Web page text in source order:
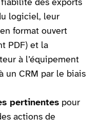
logiciel, leur
format ouvert
PDF) et la
à l’équipement
un CRM par le biais
pertinentes pour
actions de